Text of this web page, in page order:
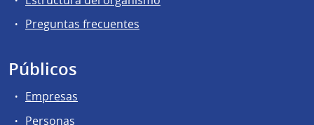
Preguntas frecuentes
Públicos
Empresas
Personas